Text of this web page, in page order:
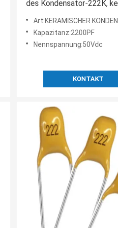
des Kondensator-222K,
Disketten-50V
Art:KERAMISCHER
Kapazitanz:2200PF
Nennspannung:50Vdc
KONTAKT